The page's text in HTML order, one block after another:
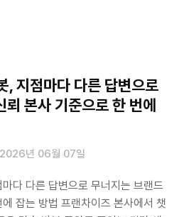
, 지점마다 다른 답변으로
뢰 본사 기준으로 한 번에
2026년 06월 07일
다 다른 답변으로 무너지는 브랜드
잡는 방법 프랜차이즈 본사에서 챗